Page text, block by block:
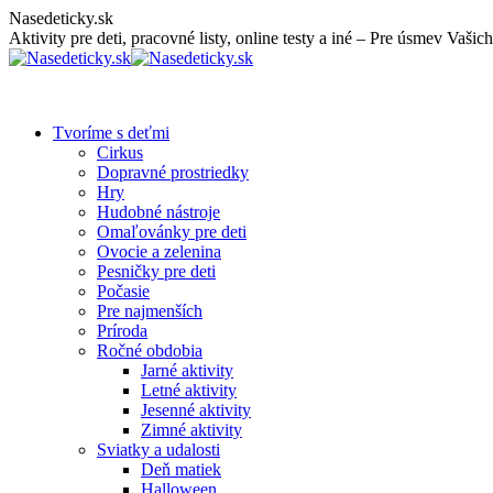
Skip
to
content
Nasedeticky.sk
Aktivity pre deti, pracovné listy, online testy a iné – Pre úsmev
Tvoríme s deťmi
Cirkus
Dopravné prostriedky
Hry
Hudobné nástroje
Omaľovánky pre deti
Ovocie a zelenina
Pesničky pre deti
Počasie
Pre najmenších
Príroda
Ročné obdobia
Jarné aktivity
Letné aktivity
Jesenné aktivity
Zimné aktivity
Sviatky a udalosti
Deň matiek
Halloween